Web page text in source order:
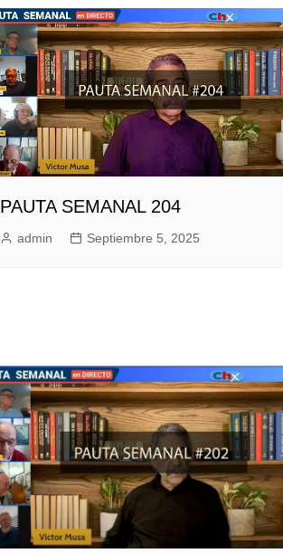
PAUTA SEMANAL 204
admin Septiembre 5, 2025